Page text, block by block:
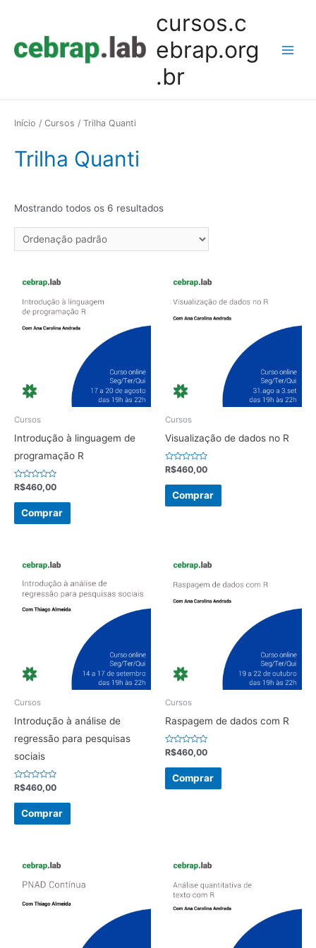
cursos.c
ebrap.org
.br
Início / Cursos / Trilha Quanti
Trilha Quanti
Mostrando todos os 6 resultados
Cursos
Introdução à linguagem de
programação R
Avaliação
de
R$460,00
Comprar
Cursos
Visualização de dados no R
Avaliação
de
R$460,00
Comprar
Cursos
Introdução à análise de
regressão para pesquisas
sociais
Avaliação
0
de
R$460,00
Comprar
Cursos
Raspagem de dados com R
Avaliação
0
de
R$460,00
Comprar